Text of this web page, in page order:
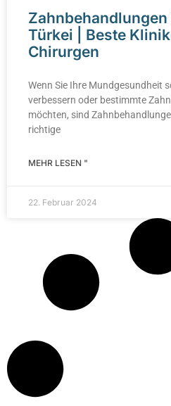
Türkei | Beste
Chirurgen
Wenn Sie Ihre Mundgesundheit
verbessern oder bestimmte
möchten, sind
richtige
MEHR LESEN "
22. Februar 2024